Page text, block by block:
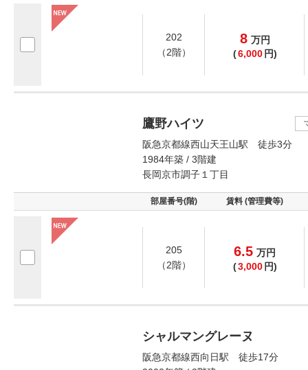
202
（2階）
8 万円
(6,000 円)
鷹野ハイツ
阪急京都線西山天王山駅 徒歩3分
1984年築 / 3階建
長岡京市調子１丁目
部屋番号(階) 賃料 (管理費等)
205
（2階）
6.5 万円
(3,000 円)
シャルマングレーヌ
阪急京都線西向日駅 徒歩17分